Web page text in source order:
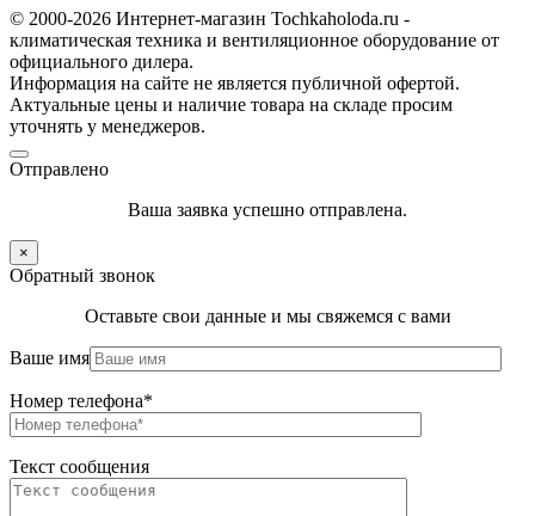
© 2000-2026 Интернет-магазин Tochkaholoda.ru -
климатическая техника и вентиляционное оборудование от
официального дилера.
Информация на сайте не является публичной офертой.
Актуальные цены и наличие товара на складе просим
уточнять у менеджеров.
Отправлено
Ваша заявка успешно отправлена.
×
Обратный звонок
Оставьте свои данные и мы свяжемся с вами
Ваше имя
Номер телефона*
Текст сообщения